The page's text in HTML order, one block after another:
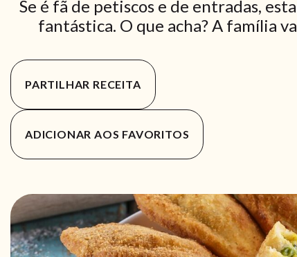
Se é fã de petiscos e de entradas,
fantástica. O que acha? A família
PARTILHAR RECEITA
ADICIONAR AOS FAVORITOS